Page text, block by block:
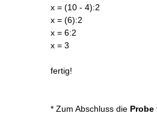
x = (10 - 4):2
x = (6):2
x = 6:2
x = 3
fertig!
* Zum Abschluss die